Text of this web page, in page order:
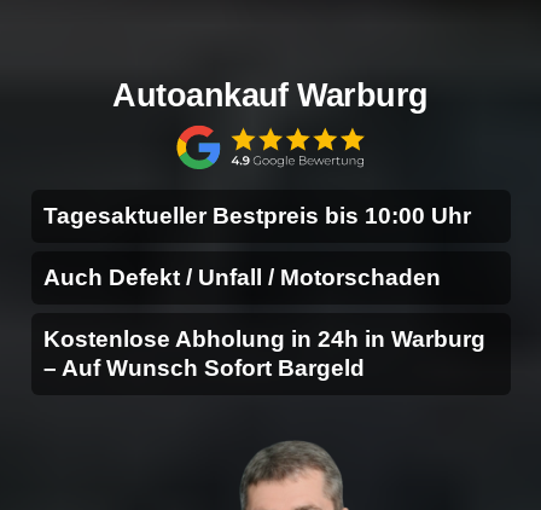
Autoankauf Warburg
Tagesaktueller Bestpreis bis 10:00 Uhr
Auch Defekt / Unfall / Motorschaden
Kostenlose Abholung in 24h in Warburg
– Auf Wunsch Sofort Bargeld